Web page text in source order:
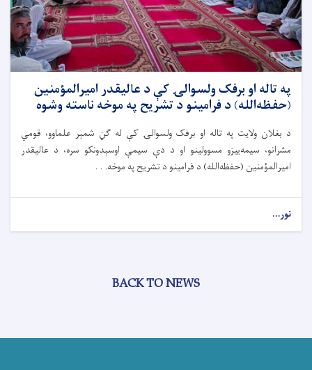
په تاله‌ او برفک ولسوالۍ کې د عالیقدر امیرالمؤمنین
(حفظه‌الله) د فرامینو د تشریح په موخه ناسته وشوه
د بغلان ولایت په تاله ا‌و برفک ولسوالۍ کې له ګڼ شمېر علماوو، قومي
مشرانو، سیمه‌ییزو مسوولینو او د دې سیمې اوسېدونکو سره، د عالیقدر
امیرالمؤمنین (حفظه‌الله) د فرامینو د تشریح په موخه. . .
نور...
BACK TO NEWS